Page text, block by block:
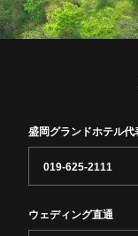
盛岡グランドホテル代
019-625-2111
ウェディング直通